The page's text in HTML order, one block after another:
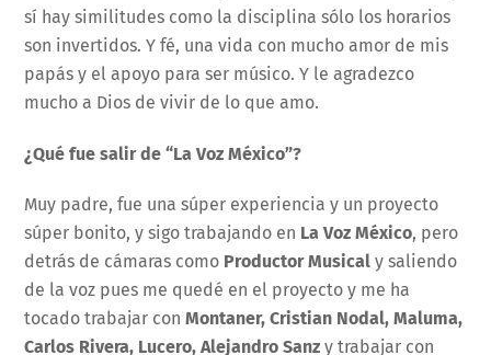
sí hay similitudes como la disciplina sólo los horarios
son invertidos. Y fé, una vida con mucho amor de mis
papás y el apoyo para ser músico. Y le agradezco
mucho a Dios de vivir de lo que amo.
¿Qué fue salir de “La Voz México”?
Muy padre, fue una súper experiencia y un proyecto
súper bonito, y sigo trabajando en La Voz México, pero
detrás de cámaras como Productor Musical y saliendo
de la voz pues me quedé en el proyecto y me ha
tocado trabajar conMontaner, Cristian Nodal, Maluma,
Carlos Rivera, Lucero, Alejandro Sanz y trabajar con